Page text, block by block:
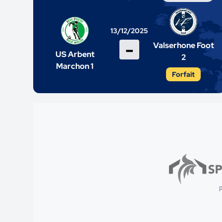
US Arbent
Marchon 1
13/12/2025
-
Valserhone Foot
2
Forfait